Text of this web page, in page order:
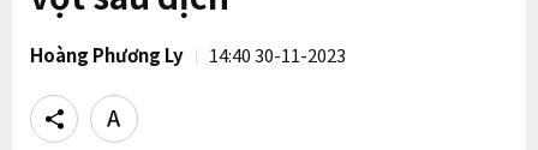
Hoàng Phương Ly 14:40 30-11-2023
Share
Text
size